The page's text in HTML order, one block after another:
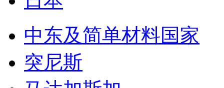
马里
也门
赞比亚